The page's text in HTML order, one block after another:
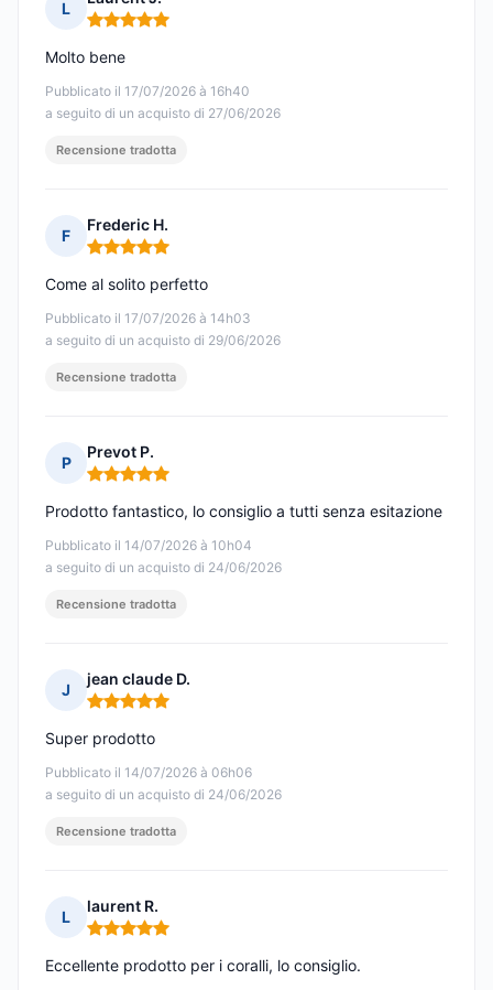
L
Nota: 5 su 5
Pubblicato il 17/07/2026 à 16h40
a seguito di un acquisto di 27/06/2026
Molto bene
Recensione tradotta
F
Frederic H.
Nota: 5 su 5
Pubblicato il 17/07/2026 à 14h03
a seguito di un acquisto di 29/06/2026
Come al solito perfetto
Recensione tradotta
P
Prevot P.
Nota: 5 su 5
Pubblicato il 14/07/2026 à 10h04
a seguito di un acquisto di 24/06/2026
Prodotto fantastico, lo consiglio a tutti senza esitazione
Recensione tradotta
J
jean claude D.
Nota: 5 su 5
Pubblicato il 14/07/2026 à 06h06
a seguito di un acquisto di 24/06/2026
Super prodotto
Recensione tradotta
L
laurent R.
Nota: 5 su 5
Eccellente prodotto per i coralli, lo consiglio.